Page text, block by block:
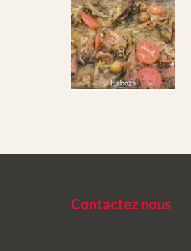
Contactez nous